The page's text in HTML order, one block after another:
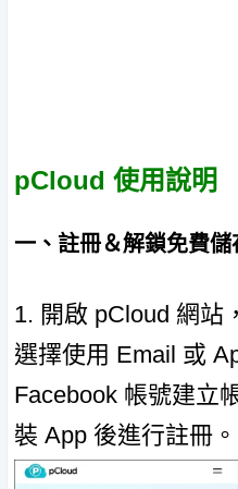
pCloud 使用說明
一、註冊＆解鎖免費儲
1. 開啟 pCloud 網站
選擇使用 Email 或
Facebook 帳號建立
裝 App 後進行註冊。